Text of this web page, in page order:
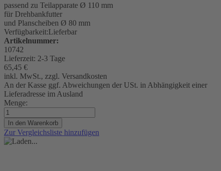
passend zu Teilapparate Ø 110 mm
für Drehbankfutter
und Planscheiben Ø 80 mm
Verfügbarkeit:Lieferbar
Artikelnummer:
10742
Lieferzeit: 2-3 Tage
65,45 €
inkl. MwSt., zzgl. Versandkosten
An der Kasse ggf. Abweichungen der USt. in Abhängigkeit einer
Lieferadresse im Ausland
Menge:
In den Warenkorb
Zur Vergleichsliste hinzufügen